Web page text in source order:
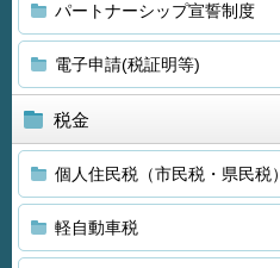
パートナーシップ宣誓制度
電子申請(税証明等)
税金
個人住民税（市民税・県民税）
軽自動車税